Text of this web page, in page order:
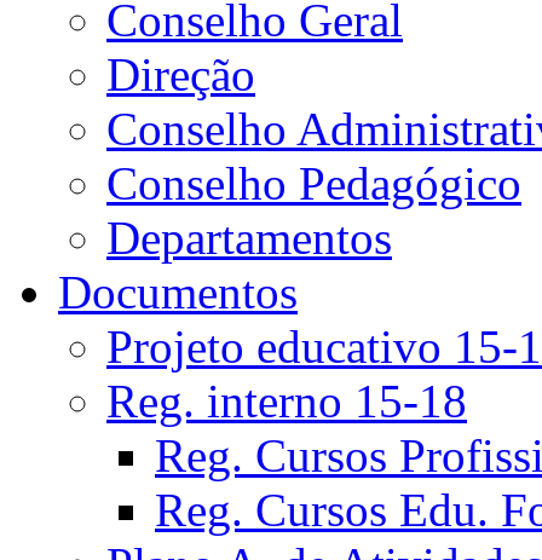
Conselho Geral
Direção
Conselho
Conselho Pedagógico
Departamentos
Documentos
Projeto educativo 15-
Reg. interno 15-18
Reg. Cursos
Reg. Cursos Edu.